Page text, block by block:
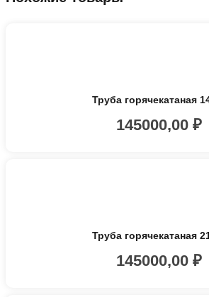
Труба горячекатаная
145000,00 ₽
Труба горячекатаная
145000,00 ₽